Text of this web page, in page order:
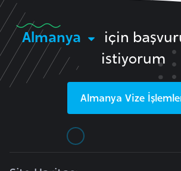
Almanya
için
istiyorum
Almanya Vize
a
s